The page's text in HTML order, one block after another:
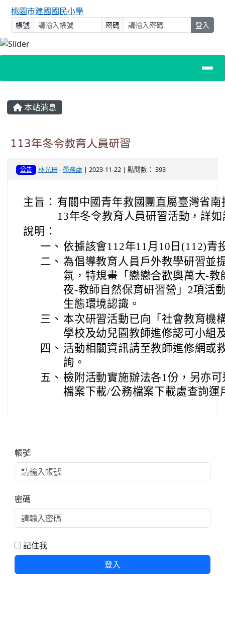
桃園市建國國民小學
帳號 密碼 登入
主內容區域
本站消息
113年冬令教育人員研習
公告 林光珊-學務處 | 2023-11-22 | 點閱數： 393
主旨： 有關中國青年救國團直屬臺灣省
13年冬令教育人員研習活動，詳
說明：
一、 依據該會112年11月10日(112)青
二、 為倡導教育人員戶外教學研習並
氛，特規畫「戀戀合歡奧萬大-
夜-教師自然保育研習營」2項活
生態環境認識。
三、 本次研習活動已向「社會教育機
學校及幼兒園教師進修認可小組
四、 活動相關資訊請至教師進修網或
詢。
五、 檢附活動實施辦法各1份，另亦
檔案下載/公務檔案下載處查詢運
帳號
密碼
記住我
登入